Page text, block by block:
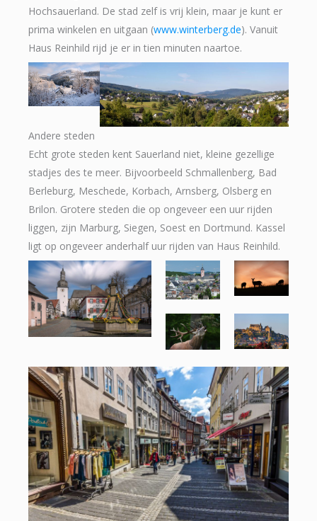
Hochsauerland. De stad zelf is vrij klein, maar je kunt er
prima winkelen en uitgaan (www.winterberg.de). Vanuit
Haus Reinhild rijd je er in tien minuten naartoe.
Andere steden
Echt grote steden kent Sauerland niet, kleine gezellige
stadjes des te meer. Bijvoorbeeld Schmallenberg, Bad
Berleburg, Meschede, Korbach, Arnsberg, Olsberg en
Brilon. Grotere steden die op ongeveer een uur rijden
liggen, zijn Marburg, Siegen, Soest en Dortmund. Kassel
ligt op ongeveer anderhalf uur rijden van Haus Reinhild.